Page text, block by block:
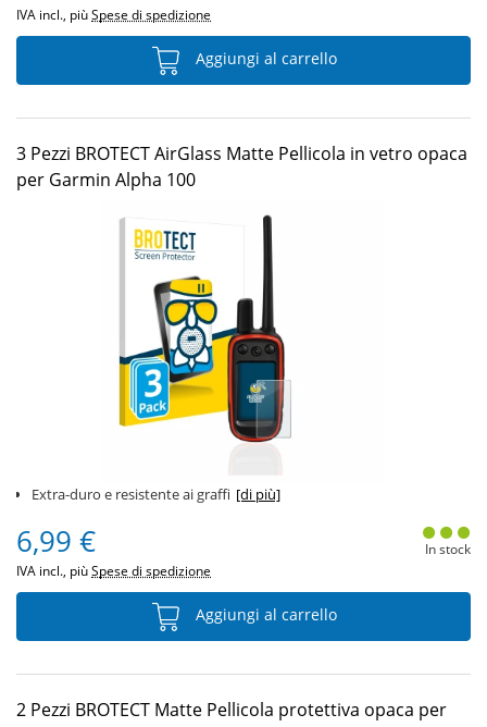
IVA incl., piùSpese di spedizione
Aggiungi al carrello
3 Pezzi BROTECT AirGlass Matte Pellicola in vetro opaca
per Garmin Alpha 100
Extra-duro e resistente ai graffi [di più]
6,99 €
IVA incl., piùSpese di spedizione
In stock
Aggiungi al carrello
2 Pezzi BROTECT Matte Pellicola protettiva opaca per